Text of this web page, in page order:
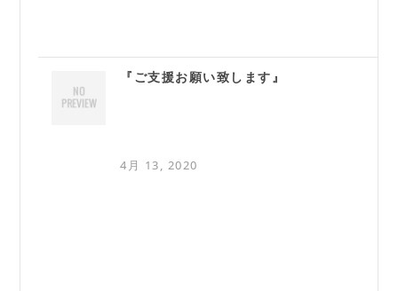
『ご支援お願い致します』
4月 13, 2020